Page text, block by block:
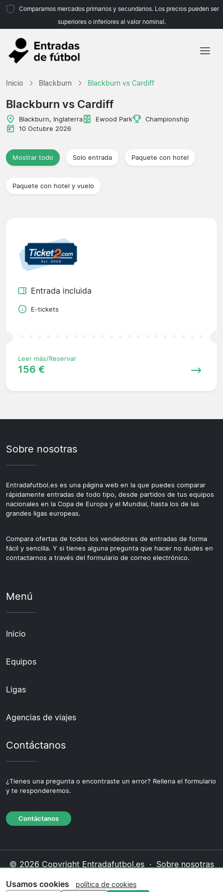
Comparamos mercados primarios y secundarios. Los precios pueden ser
superiores o inferiores al valor nominal.
Inicio Blackburn Blackburn vs Cardiff
Blackburn vs Cardiff
Blackburn, Inglaterra Ewood Park
Championship
10 Octubre 2026
Mostrar todo Solo entrada Paquete con hotel
Paquete con hotel y vuelo
Entrada incluida
E-tickets
Leer más/Reservar
156 €
Sobre nosotras
Entradafutbol.es es una página web en la que puedes comparar
rápidamente entradas de todo tipo, desde partidos de tus equipos
nacionales en la Copa de Europa y el Mundial, hasta los de las
grandes ligas europeas.
Compara ofertas de todos los vendedores de entradas de forma
fácil y sencilla. Y si tienes alguna pregunta que hacer no dudes en
contactarnos a través del formulario de correo electrónico.
Menú
Inicio
Equipos
Ligas
Agencias de viajes
Contáctanos
¿Tienes una pregunta o encontraste un error? Rellena el formulario
y te responderemos.
Contáctanos
© 2026 Copyright Entradafutbol.es · Sobre nosotras
cookies·Política editorial
Usamos cookies política de cookies